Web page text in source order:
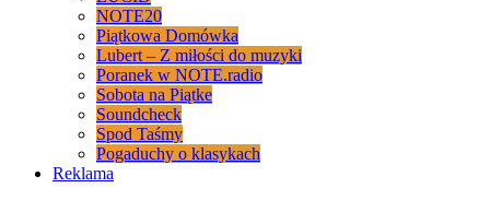
NOTE20
Piątkowa Domówka
Lubert – Z miłości do muzyki
Poranek w NOTE.radio
Sobota na Piątke
Soundcheck
Spod Taśmy
Pogaduchy o klasykach
Reklama